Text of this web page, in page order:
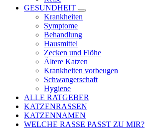
GESUNDHEIT
Krankheiten
Symptome
Behandlung
Hausmittel
Zecken und Flöhe
Ältere Katzen
Krankheiten vorbeugen
Schwangerschaft
Hygiene
ALLE RATGEBER
KATZENRASSEN
KATZENNAMEN
WELCHE RASSE PASST ZU MIR?